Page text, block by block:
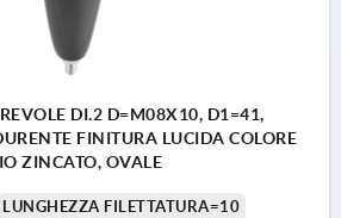
DI.2 D=M08X10, D1=41,
FINITURA LUCIDA COLORE
ZINCATO, OVALE
LUNGHEZZA FILETTATURA=10